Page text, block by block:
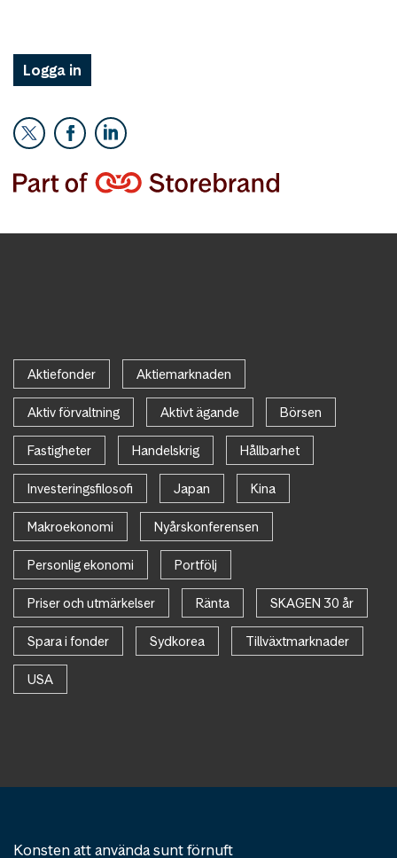
Logga in
Aktiefonder Aktiemarknaden
Aktiv förvaltning Aktivt ägande Börsen
Fastigheter Handelskrig Hållbarhet
Investeringsfilosofi Japan Kina
Makroekonomi Nyårskonferensen
Personlig ekonomi Portfölj
Priser och utmärkelser Ränta SKAGEN 30 år
Spara i fonder Sydkorea Tillväxtmarknader
USA
Konsten att använda sunt förnuft